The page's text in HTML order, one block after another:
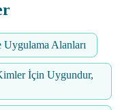
Alanları
İçin Uygundur,